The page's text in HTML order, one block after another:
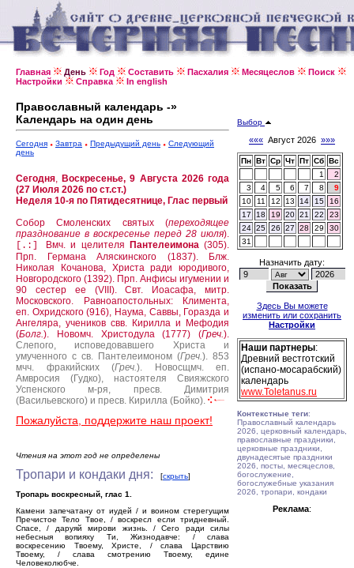
Главная День Год Составить Пасхалия Месяцеслов
Поиск
Настройки
Справка In english
Православный календарь -»
Календарь на один день
Сегодня Завтра Предыдущий день
Следующий
день
Сегодня, Воскресенье, 9 Августа 2026 года
(27 Июля 2026 по ст.ст.)
Неделя 10-я по Пятидесятнице, Глас первый
Собор Смоленских святых (переходящее
празднование в воскресенье перед 28 июля).
[.:]
Вмч. и целителя Пантелеимона(305).
Прп. Германа Аляскинского (1837).
Блж.
Николая Кочанова, Христа ради юродивого,
Новгородского (1392). Прп. Анфисы игумении и
90 сестер ее (VIII).Свт. Иоасафа, митр.
Московского.
Равноапостольных: Климента,
еп. Охридского (916), Наума, Саввы, Горазда и
Ангеляра, учеников свв. Кирилла и Мефодия
(Болг.). Новомч. Христодула (1777) (Греч.).
Слепого, исповедовавшего Христа и
умученного с св. Пантелеимоном (Греч.). 853
мчч. фракийских (Греч.).
Новосщмч. еп.
Амвросия (Гудко), настоятеля Свияжского
Успенского м-ря, пресв. Димитрия
(Васильевского) и пресв. Кирилла (Бойко).
Пожалуйста, поддержите наш проект!
Чтения на этот год не определены
Тропари и кондаки дня: [скрыть]
Тропарь воскресный, глас 1.
Камени запечатану от иудей / и воином стерегущим
Пречистое Тело Твое, / воскресл если тридневный.
Спасе, / даруяй мирови жизнь. / Сего ради силы
небесныя вопияху Ти, Жизнодавче: / слава
воскресению Твоему, Христе, / слава Царствию
Твоему, / слава смотрению Твоему, едине
Человеколюбче.
Выбор
««« Август 2026 »»»
Пн Вт Ср Чт Пт Сб Вс
1
2
3
4 5 6 7 8
9
10
11 12 13 14 15
16
17
18 19 20 21 22
23
24 25 26 27 28 29
30
31
Назначить дату:
Здесь Вы можете
изменить или сохранить
Настройки
Наши партнеры:
Древний вестготский
(испано-мосарабский)
календарь
www.Toletanus.ru
Контекстные теги:
Православный календарь
2026, церковный календарь,
православные праздники,
церковные праздники,
двунадесятые праздники
2026, посты, месяцеслов,
богослужение,
богослужебные указания
2026, тропари, кондаки
Реклама: